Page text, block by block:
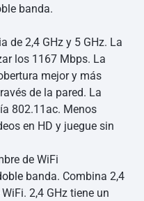
banda.
de 2,4 GHz y 5 GHz. La
los 1167 Mbps. La
mejor y más
de la pared. La
802.11ac. Menos
en HD y juegue sin
de WiFi
banda. Combina 2,4
2,4 GHz tiene un